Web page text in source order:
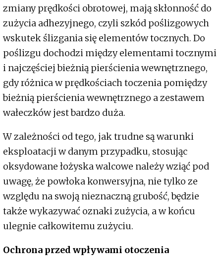
zmiany prędkości obrotowej, mają skłonność do
zużycia adhezyjnego, czyli szkód poślizgowych
wskutek ślizgania się elementów tocznych. Do
poślizgu dochodzi między elementami tocznymi
i najczęściej bieżnią pierścienia wewnętrznego,
gdy różnica w prędkościach toczenia pomiędzy
bieżnią pierścienia wewnętrznego a zestawem
wałeczków jest bardzo duża.
W zależności od tego, jak trudne są warunki
eksploatacji w danym przypadku, stosując
oksydowane łożyska walcowe należy wziąć pod
uwagę, że powłoka konwersyjna, nie tylko ze
względu na swoją nieznaczną grubość, będzie
także wykazywać oznaki zużycia, a w końcu
ulegnie całkowitemu zużyciu.
Ochrona przed wpływami otoczenia